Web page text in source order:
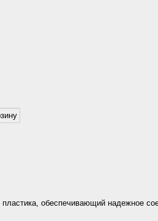
обеспечивающий надежное